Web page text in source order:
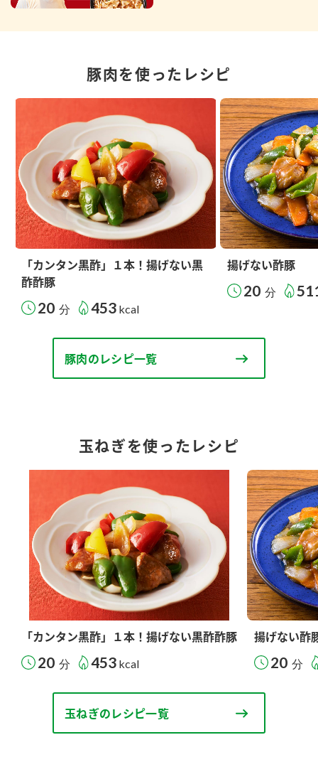
豚肉を使ったレシピ
「カンタン黒酢」１本！揚げない黒
酢酢豚
20 分 453 kcal
揚げない酢豚
20 分
豚肉のレシピ一覧
玉ねぎを使ったレシピ
「カンタン黒酢」１本！揚げない黒酢酢豚
20 分 453 kcal
揚げない酢
20 分
玉ねぎのレシピ一覧